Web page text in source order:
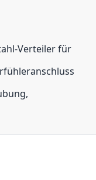
Verteiler für